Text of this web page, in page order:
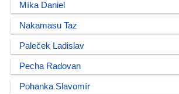
Míka Daniel
Nakamasu Taz
Paleček Ladislav
Pecha Radovan
Pohanka Slavomír